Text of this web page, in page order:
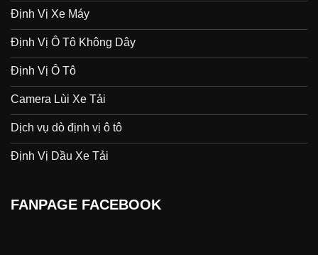
Định Vị Xe Máy
Định Vị Ô Tô Không Dây
Định Vị Ô Tô
Camera Lùi Xe Tải
Dịch vụ dò định vị ô tô
Định Vị Dầu Xe Tải
FANPAGE FACEBOOK